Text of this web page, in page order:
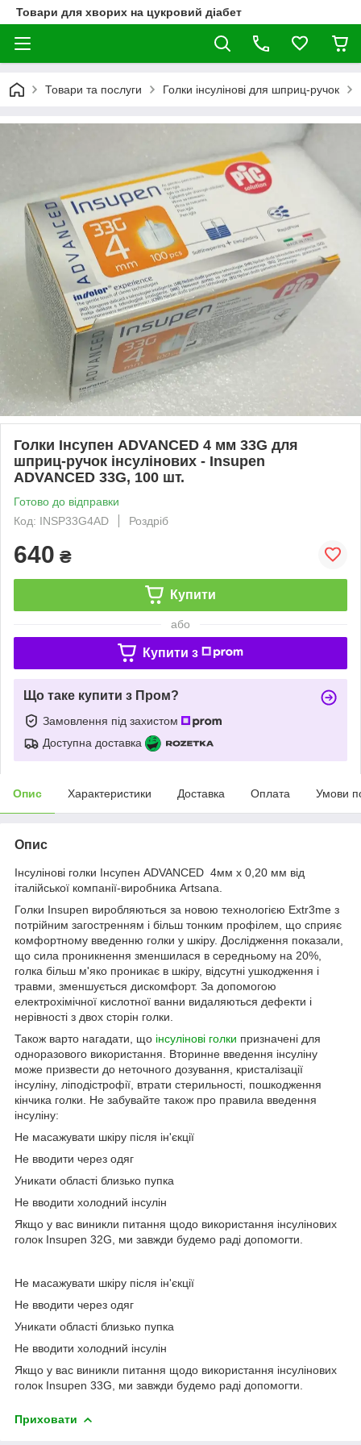
Товари для хворих на цукровий діабет
Товари та послуги Голки інсулінові для шприц-ручок
Голки Інсупен ADVANCED 4 мм 33G для
шприц-ручок інсулінових - Insupen
ADVANCED 33G, 100 шт.
Готово до відправки
Код: INSP33G4AD
Роздріб
640 ₴
Купити
або
Купити з
Що таке купити з Пром?
Замовлення під захистом
Доступна доставка
Опис Характеристики Доставка Оплата Умови
Опис
Інсулінові голки Інсупен ADVANCED 4мм x 0,20 мм від
італійської компанії-виробника Artsana.
Голки Insupen виробляються за новою технологією Extr3me з
потрійним загостренням і більш тонким профілем, що сприяє
комфортному введенню голки у шкіру. Дослідження показали,
що сила проникнення зменшилася в середньому на 20%,
голка більш м'яко проникає в шкіру, відсутні ушкодження і
травми, зменшується дискомфорт. За допомогою
електрохімічної кислотної ванни видаляються дефекти і
нерівності з двох сторін голки.
Також варто нагадати, що інсулінові голки призначені для
одноразового використання. Вторинне введення інсуліну
може призвести до неточного дозування, кристалізації
інсуліну, ліподістрофії, втрати стерильності, пошкодження
кінчика голки. Не забувайте також про правила введення
інсуліну:
Не масажувати шкіру після ін'єкції
Не вводити через одяг
Уникати області близько пупка
Не вводити холодний інсулін
Якщо у вас виникли питання щодо використання інсулінових
голок Insupen 32G, ми завжди будемо раді допомогти.
Не масажувати шкіру після ін'єкції
Не вводити через одяг
Уникати області близько пупка
Не вводити холодний інсулін
Якщо у вас виникли питання щодо використання інсулінових
голок Insupen 33G, ми завжди будемо раді допомогти.
Приховати